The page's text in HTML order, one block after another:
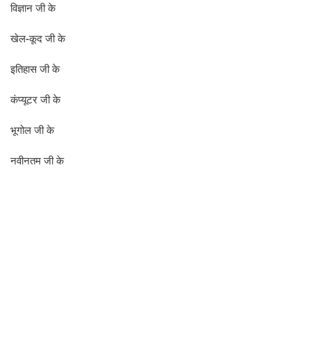
विज्ञान जी के
खेल-कूद जी के
इतिहास जी के
कंप्यूटर जी के
भूगोल जी के
नवीनतम जी के